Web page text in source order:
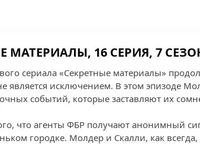
МАТЕРИАЛЫ, 16 СЕРИЯ, 7
сериала «Секретные материалы»
является исключением. В этом эпизоде
событий, которые заставляют их
что агенты ФБР получают анонимный
городке. Молдер и Скалли, как